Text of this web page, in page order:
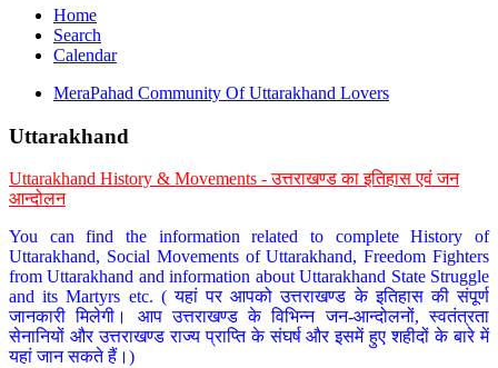
Home
Search
Calendar
MeraPahad Community Of Uttarakhand Lovers
Uttarakhand
Uttarakhand History & Movements - उत्तराखण्ड का इतिहास एवं जन
आन्दोलन
You can find the information related to complete History of
Uttarakhand, Social Movements of Uttarakhand, Freedom Fighters
from Uttarakhand and information about Uttarakhand State Struggle
and its Martyrs etc. ( यहां पर आपको उत्तराखण्ड के इतिहास की संपूर्ण
जानकारी मिलेगी। आप उत्तराखण्ड के विभिन्न जन-आन्दोलनों, स्वतंत्रता
सेनानियों और उत्तराखण्ड राज्य प्राप्ति के संघर्ष और इसमें हुए शहीदों के बारे में
यहां जान सकते हैं।)